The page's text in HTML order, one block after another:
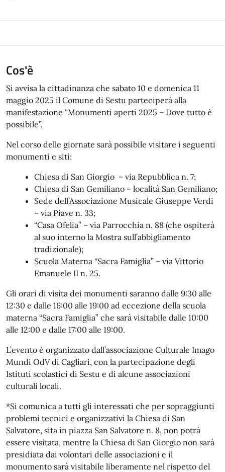
Cos'è
Si avvisa la cittadinanza che sabato 10 e domenica 11
maggio 2025 il Comune di Sestu parteciperà alla
manifestazione “Monumenti aperti 2025 – Dove tutto è
possibile”.
Nel corso delle giornate sarà possibile visitare i seguenti
monumenti e siti:
Chiesa di San Giorgio – via Repubblica n. 7;
Chiesa di San Gemiliano – località San Gemiliano;
Sede dell’Associazione Musicale Giuseppe Verdi
– via Piave n. 33;
“Casa Ofelia” – via Parrocchia n. 88 (che ospiterà
al suo interno la Mostra sull’abbigliamento
tradizionale);
Scuola Materna “Sacra Famiglia” – via Vittorio
Emanuele II n. 25.
Gli orari di visita dei monumenti saranno dalle 9:30 alle
12:30 e dalle 16:00 alle 19:00 ad eccezione della scuola
materna “Sacra Famiglia” che sarà visitabile dalle 10:00
alle 12:00 e dalle 17:00 alle 19:00.
L’evento è organizzato dall’associazione Culturale Imago
Mundi OdV di Cagliari, con la partecipazione degli
Istituti scolastici di Sestu e di alcune associazioni
culturali locali.
*Si comunica a tutti gli interessati che per sopraggiunti
problemi tecnici e organizzativi la Chiesa di San
Salvatore, sita in piazza San Salvatore n. 8, non potrà
essere visitata, mentre la Chiesa di San Giorgio non sarà
presidiata dai volontari delle associazioni e il
monumento sarà visitabile liberamente nel rispetto del